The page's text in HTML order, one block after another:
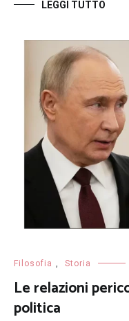
LEGGI TUTTO
Filosofia Storia
Le relazioni
politica